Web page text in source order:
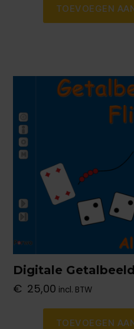
TOEVOEGEN
Digitale
€ 25,00 incl. BTW
TOEVOEGEN